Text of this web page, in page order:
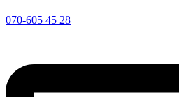
070-605 45 28